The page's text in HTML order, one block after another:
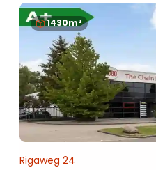
1430m²
Rigaweg 24